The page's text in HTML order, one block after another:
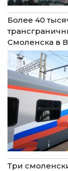
Более 40
Смоленска в
Три